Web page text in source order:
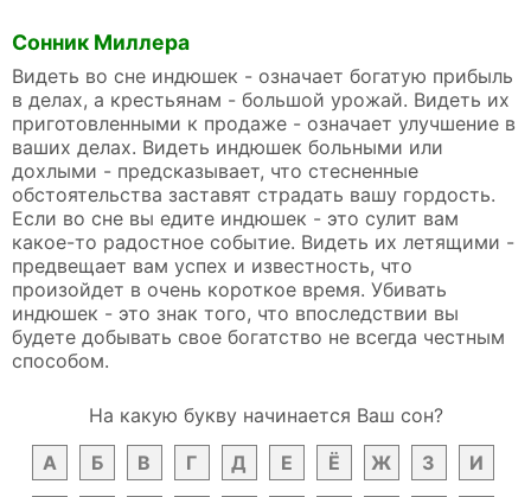
Сонник Миллера
Видеть во сне индюшек - означает богатую прибыль
в делах, а крестьянам - большой урожай. Видеть их
приготовленными к продаже - означает улучшение в
ваших делах. Видеть индюшек больными или
дохлыми - предсказывает, что стесненные
обстоятельства заставят страдать вашу гордость.
Если во сне вы едите индюшек - это сулит вам
какое-то радостное событие. Видеть их летящими -
предвещает вам успех и известность, что
произойдет в очень короткое время. Убивать
индюшек - это знак того, что впоследствии вы
будете добывать свое богатство не всегда честным
способом.
На какую букву начинается Ваш сон?
А
Б В Г Д Е Ё Ж З И